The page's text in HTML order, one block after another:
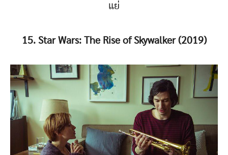
แย่
15. Star Wars: The Rise of Skywalker (2019)